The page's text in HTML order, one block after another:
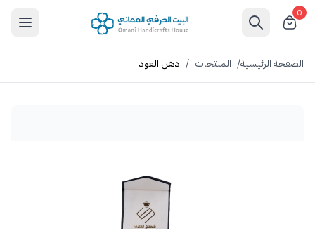
0
الصفحة الرئيسية/ المنتجات / دهن العود